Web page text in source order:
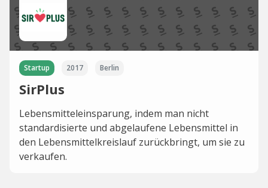
Startup 2017 Berlin
SirPlus
Lebensmitteleinsparung, indem man nicht
standardisierte und abgelaufene Lebensmittel in
den Lebensmittelkreislauf zurückbringt, um sie zu
verkaufen.